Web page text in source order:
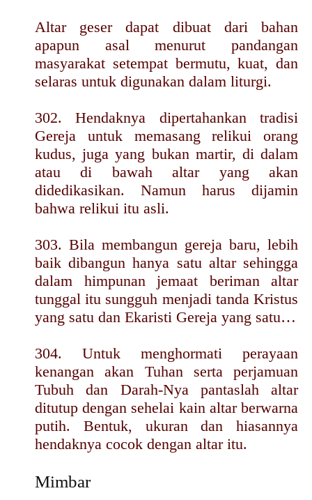
Altar geser dapat dibuat dari bahan
apapun asal menurut pandangan
masyarakat setempat bermutu, kuat, dan
selaras untuk digunakan dalam liturgi.
302. Hendaknya dipertahankan tradisi
Gereja untuk memasang relikui orang
kudus, juga yang bukan martir, di dalam
atau di bawah altar yang akan
didedikasikan. Namun harus dijamin
bahwa relikui itu asli.
303. Bila membangun gereja baru, lebih
baik dibangun hanya satu altar sehingga
dalam himpunan jemaat beriman altar
tunggal itu sungguh menjadi tanda Kristus
yang satu dan Ekaristi Gereja yang satu…
304. Untuk menghormati perayaan
kenangan akan Tuhan serta perjamuan
Tubuh dan Darah-Nya pantaslah altar
ditutup dengan sehelai kain altar berwarna
putih. Bentuk, ukuran dan hiasannya
hendaknya cocok dengan altar itu.
Mimbar